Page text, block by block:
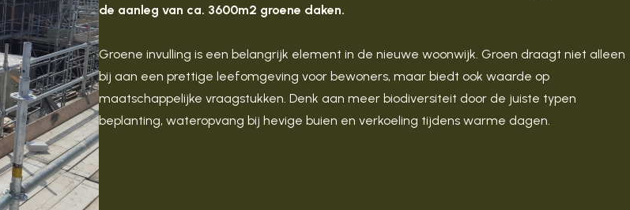
de aanleg van ca. 3600m2 groene daken.
Groene invulling is een belangrijk element in de nieuwe woonwijk. Groen draagt niet alleen
bij aan een prettige leefomgeving voor bewoners, maar biedt ook waarde op
maatschappelijke vraagstukken. Denk aan meer biodiversiteit door de juiste typen
beplanting, wateropvang bij hevige buien en verkoeling tijdens warme dagen.